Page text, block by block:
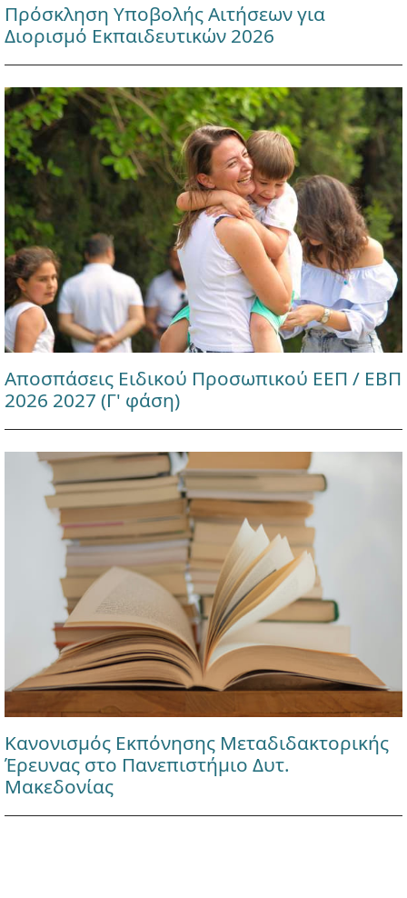
Πρόσκληση Υποβολής Αιτήσεων για
Διορισμό Εκπαιδευτικών 2026
Αποσπάσεις Ειδικού Προσωπικού ΕΕΠ / ΕΒΠ
2026 2027 (Γ' φάση)
Κανονισμός Εκπόνησης Μεταδιδακτορικής
Έρευνας στο Πανεπιστήμιο Δυτ.
Μακεδονίας